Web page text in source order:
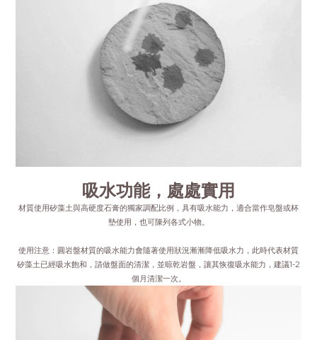
吸水功能，處處實用
材質使用矽藻土與高硬度石膏的獨家調配比例，具有吸水能力，適合當作皂盤或杯
墊使用，也可陳列各式小物。
使用注意：圓岩盤材質的吸水能力會隨著使用狀況漸漸降低吸水力，此時代表材質
矽藻土已經吸水飽和，請做盤面的清潔，並晾乾岩盤，讓其恢復吸水能力，建議1-2
個月清潔一次。